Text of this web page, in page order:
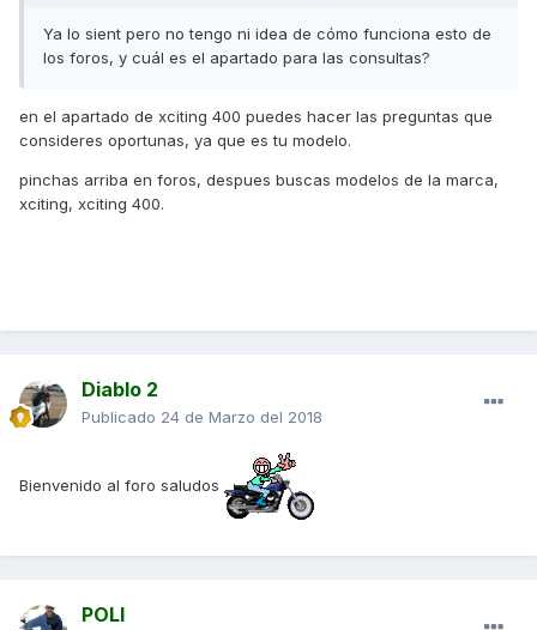
Ya lo sient pero no tengo ni idea de cómo funciona esto de
los foros, y cuál es el apartado para las consultas?
en el apartado de xciting 400 puedes hacer las preguntas que
consideres oportunas, ya que es tu modelo.
pinchas arriba en foros, despues buscas modelos de la marca,
xciting, xciting 400.
Diablo 2
Publicado 24 de Marzo del 2018
Bienvenido al foro saludos
POLI